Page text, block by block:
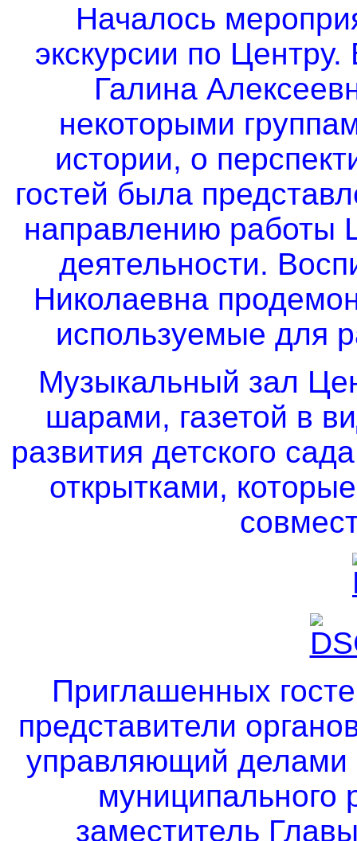
Началось
экскурсии по
Галина
некоторыми
истории, о
гостей была
направлению работы
деятельности.
Николаевна
используемые для
Музыкальный зал
шарами, газетой в
развития детского
открытками,
Приглашенных
представители
управляющий делами
муниципального
заместитель